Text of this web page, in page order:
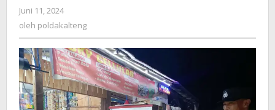
Hari
Juni 11, 2024
poldakalteng
oleh poldakalteng